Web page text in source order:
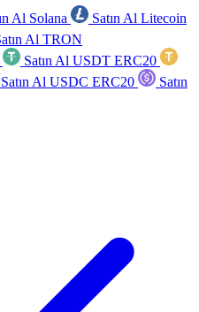
Al Solana
Satın Al Litecoin
Al TRON
Satın Al USDT ERC20
Satın Al USDC ERC20
Satın